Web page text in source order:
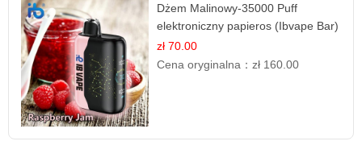
Dżem Malinowy-35000 Puff
elektroniczny papieros (Ibvape Bar)
zł 70.00
Cena oryginalna：zł 160.00